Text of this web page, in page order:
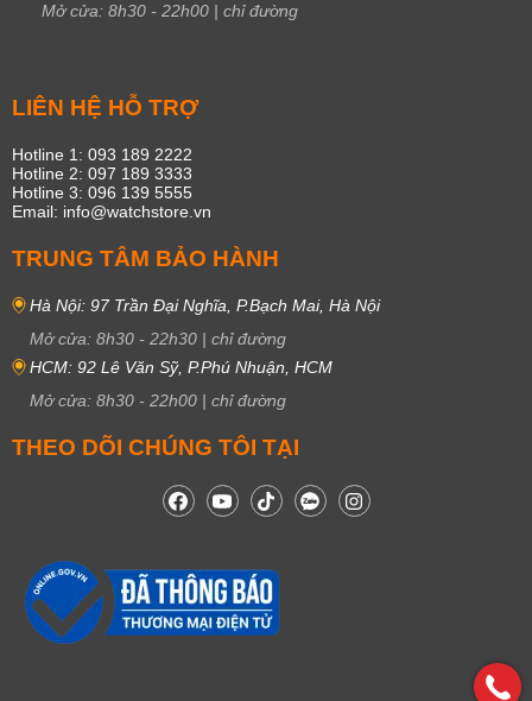
Mở cửa: 8h30 - 22h00 | chỉ đường
LIÊN HỆ HỖ TRỢ
Hotline 1: 093 189 2222
Hotline 2: 097 189 3333
Hotline 3: 096 139 5555
Email: info@watchstore.vn
TRUNG TÂM BẢO HÀNH
Hà Nội: 97 Trần Đại Nghĩa, P.Bạch Mai, Hà Nội
Mở cửa: 8h30 - 22h30 | chỉ đường
HCM: 92 Lê Văn Sỹ, P.Phú Nhuận, HCM
Mở cửa: 8h30 - 22h00 | chỉ đường
THEO DÕI CHÚNG TÔI TẠI